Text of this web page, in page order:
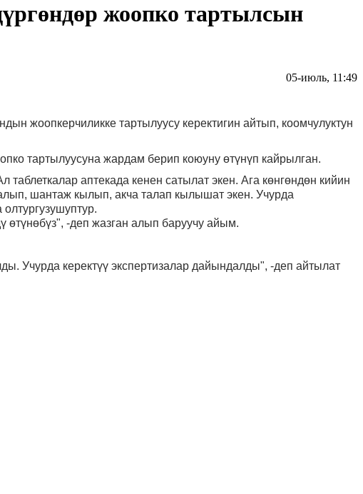
жоопко тартылсын
05-июль, 11:49
жоопкерчиликке тартылуусу керектигин айтып, коомчулуктун
тартылуусуна жардам берип коюуну өтүнүп кайрылган.
аптекада кенен сатылат экен. Ага көнгөндөн кийин
шантаж кылып, акча талап кылышат экен. Учурда
өтүнөбүз", -деп жазган алып баруучу айым.
Учурда керектүү экспертизалар дайындалды", -деп айтылат